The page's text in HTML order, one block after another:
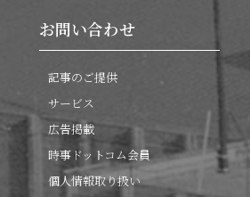
お問い合わせ
記事のご提供
サービス
広告掲載
時事ドットコム会員
個人情報取り扱い